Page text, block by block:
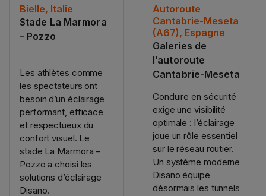
Bielle, Italie
Stade La Marmora
– Pozzo
Les athlètes comme
les spectateurs ont
besoin d’un éclairage
performant, efficace
et respectueux du
confort visuel. Le
stade La Marmora –
Pozzo a choisi les
solutions d’éclairage
Disano.
Autoroute
Cantabrie-Meseta
(A67), Espagne
Galeries de
l’autoroute
Cantabrie-Meseta
Conduire en sécurité
exige une visibilité
optimale : l’éclairage
joue un rôle essentiel
sur le réseau routier.
Un système moderne
Disano équipe
désormais les tunnels